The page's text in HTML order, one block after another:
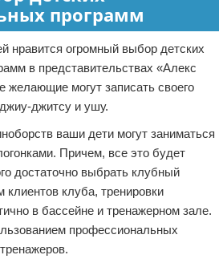
программ
нравится огромный выбор детских
в представительствах «Алекс
желающие могут записать своего
джитсу и ушу.
ваши дети могут заниматься
Причем, все это будет
достаточно выбрать клубный
клиентов клуба, тренировки
в бассейне и тренажерном зале.
профессиональных